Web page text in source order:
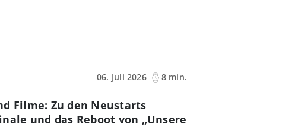
06. Juli 2026
8 min.
Filme: Zu den Neustarts
und das Reboot von „Unsere